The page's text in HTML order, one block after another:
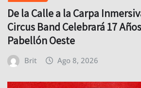
De la Calle a la Carpa
Circus Band Celebrará 17
Pabellón Oeste
Brit Ago 8, 2026